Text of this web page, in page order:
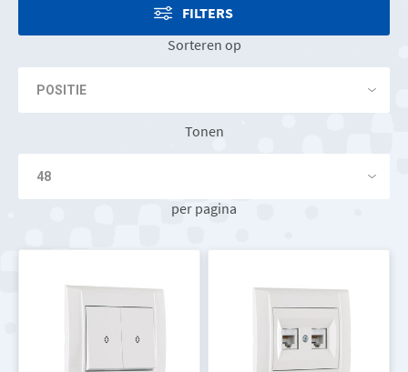
FILTERS
Sorteren op
Tonen
per pagina